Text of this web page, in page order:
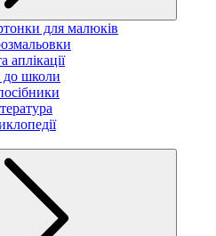
для малюків
аплікації
до школи